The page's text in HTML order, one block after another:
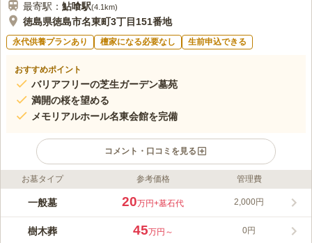
最寄駅： 鮎喰駅(4.1km)
徳島県徳島市名東町3丁目151番地
永代供養プランあり 檀家になる必要なし 生前申込できる
おすすめポイント
バリアフリーの芝生ガーデン墓苑
満開の桜を望める
メモリアルホール名東会館を完備
コメント・口コミを見る
ライフドット編集部のコメント
眉山の麓に位置している緑豊かな霊苑です。 真言宗の眉峰山錦
の随所に四季折々の草花や芝生が植えられており、気持ちの良い
風が墓域を駆け抜けます。 名東霊苑宗務所で365日体制で苑内の
お墓タイプ 参考価格 管理費
一般墓 20万円+墓石代 2,000円
樹木葬 45万円～ 0円